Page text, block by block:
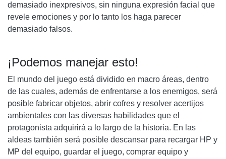
demasiado inexpresivos, sin ninguna expresión facial que
revele emociones y por lo tanto los haga parecer
demasiado falsos.
¡Podemos manejar esto!
El mundo del juego está dividido en macro áreas, dentro
de las cuales, además de enfrentarse a los enemigos, será
posible fabricar objetos, abrir cofres y resolver acertijos
ambientales con las diversas habilidades que el
protagonista adquirirá a lo largo de la historia. En las
aldeas también será posible descansar para recargar HP y
MP del equipo, guardar el juego, comprar equipo y